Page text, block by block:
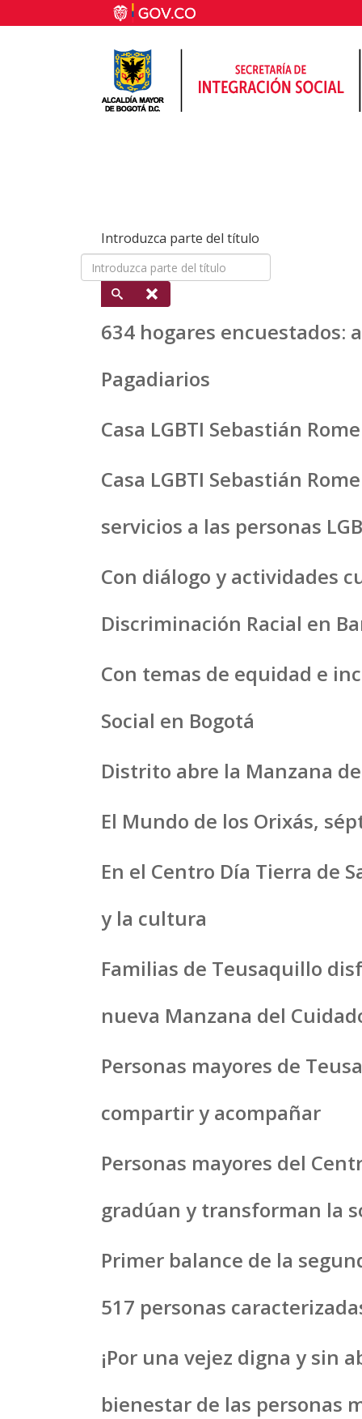
Introduzca parte del título
634 hogares encuestados:
Pagadiarios
Casa LGBTI Sebastián
Casa LGBTI Sebastián
servicios a las personas
Con diálogo y actividades
Discriminación Racial en
Con temas de equidad e
Social en Bogotá
Distrito abre la Manzana
El Mundo de los Orixás,
En el Centro Día Tierra de
y la cultura
Familias de Teusaquillo
nueva Manzana del
Personas mayores de
compartir y acompañar
Personas mayores del
gradúan y transforman la
Primer balance de la
517 personas
¡Por una vejez digna y sin
bienestar de las personas